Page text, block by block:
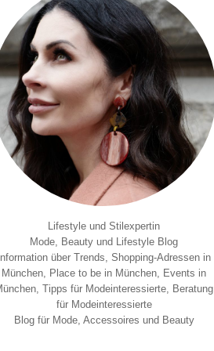
Lifestyle und Stilexpertin
Mode, Beauty und Lifestyle Blog
über Trends, Shopping-Adressen in
München, Place to be in München, Events in
Tipps für Modeinteressierte, Beratung
für Modeinteressierte
Blog für Mode, Accessoires und Beauty